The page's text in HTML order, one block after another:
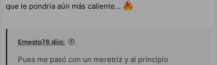
que le pondría aún más caliente...
Ernesto78 dijo:
Pues me pasó con un meretriz y al principio